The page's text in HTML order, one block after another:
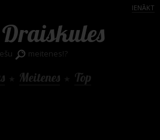
meitenes!?
★ Meitenes★ Top
IENĀKT